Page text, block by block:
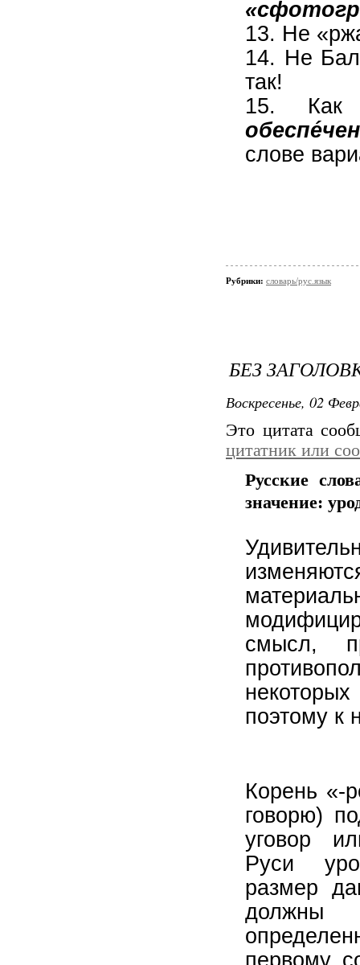
13. Не
14. Не
так!
15. Как
слове
Рубрики: словарь/рус.язык
БЕЗ
Воскресенье, 02
Это цитата
цитатник или
Русские
значение:
смысл,
поэтому к
Корень «-
говорю)
уговор
Руси
размер
первому